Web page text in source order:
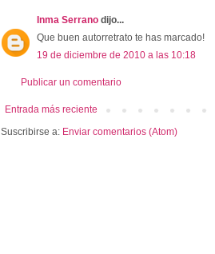
Inma Serrano dijo...
Que buen autorretrato te has marcado!
19 de diciembre de 2010 a las 10:18
Publicar un comentario
Entrada más reciente
Suscribirse a: Enviar comentarios (Atom)